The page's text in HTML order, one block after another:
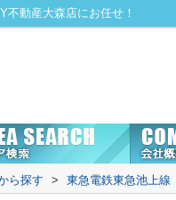
動産大森店にお任せ！
ら探す > 東急電鉄東急池上線